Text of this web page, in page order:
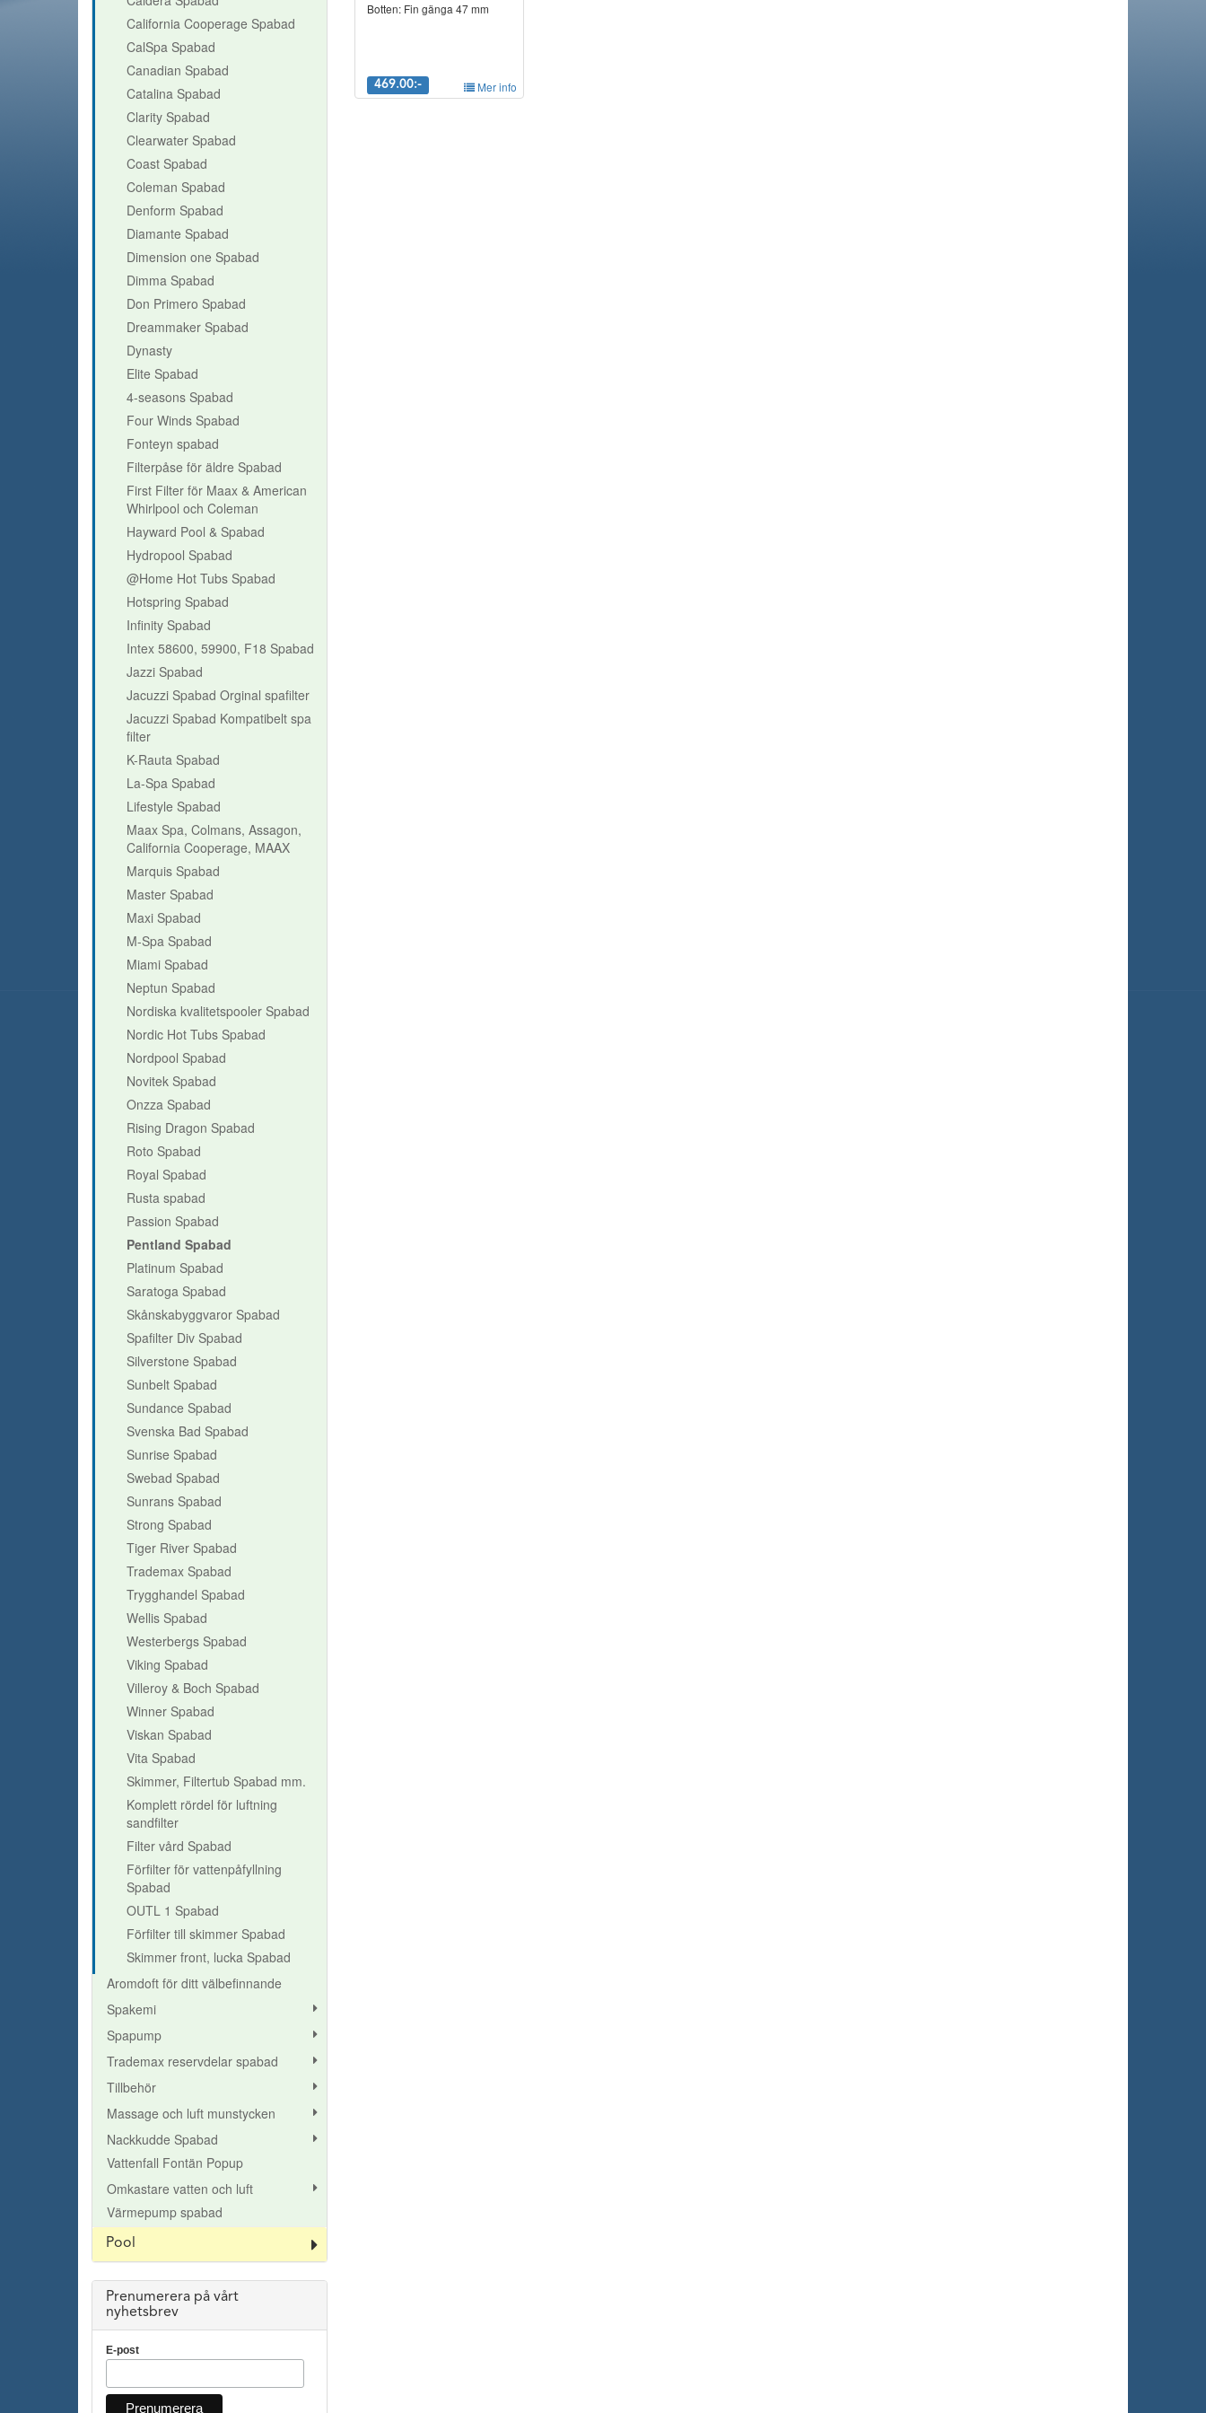
California Cooperage Spabad
CalSpa Spabad
Canadian Spabad
Catalina Spabad
Clarity Spabad
Clearwater Spabad
Coast Spabad
Coleman Spabad
Denform Spabad
Diamante Spabad
Dimension one Spabad
Dimma Spabad
Don Primero Spabad
Dreammaker Spabad
Dynasty
Elite Spabad
4-seasons Spabad
Four Winds Spabad
Fonteyn spabad
Filterpåse för äldre Spabad
First Filter för Maax & American
Whirlpool och Coleman
Hayward Pool & Spabad
Hydropool Spabad
@Home Hot Tubs Spabad
Hotspring Spabad
Infinity Spabad
Intex 58600, 59900, F18 Spabad
Jazzi Spabad
Jacuzzi Spabad Orginal spafilter
Jacuzzi Spabad Kompatibelt spa
filter
K-Rauta Spabad
La-Spa Spabad
Lifestyle Spabad
Maax Spa, Colmans, Assagon,
California Cooperage, MAAX
Marquis Spabad
Master Spabad
Maxi Spabad
M-Spa Spabad
Miami Spabad
Neptun Spabad
Nordiska kvalitetspooler Spabad
Nordic Hot Tubs Spabad
Nordpool Spabad
Novitek Spabad
Onzza Spabad
Rising Dragon Spabad
Roto Spabad
Royal Spabad
Rusta spabad
Passion Spabad
Pentland Spabad
Platinum Spabad
Saratoga Spabad
Skånskabyggvaror Spabad
Spafilter Div Spabad
Silverstone Spabad
Sunbelt Spabad
Sundance Spabad
Svenska Bad Spabad
Sunrise Spabad
Swebad Spabad
Sunrans Spabad
Strong Spabad
Tiger River Spabad
Trademax Spabad
Trygghandel Spabad
Wellis Spabad
Westerbergs Spabad
Viking Spabad
Villeroy & Boch Spabad
Winner Spabad
Viskan Spabad
Vita Spabad
Skimmer, Filtertub Spabad mm.
Komplett rördel för luftning
sandfilter
Filter vård Spabad
Förfilter för vattenpåfyllning
Spabad
OUTL 1 Spabad
Förfilter till skimmer Spabad
Skimmer front, lucka Spabad
Aromdoft för ditt välbefinnande
Spakemi
Spapump
Trademax reservdelar spabad
Tillbehör
Massage och luft munstycken
Nackkudde Spabad
Vattenfall Fontän Popup
Omkastare vatten och luft
Värmepump spabad
Pool
Prenumerera på vårt
nyhetsbrev
E-post
Botten: Fin gänga 47 mm
469.00:- Mer info